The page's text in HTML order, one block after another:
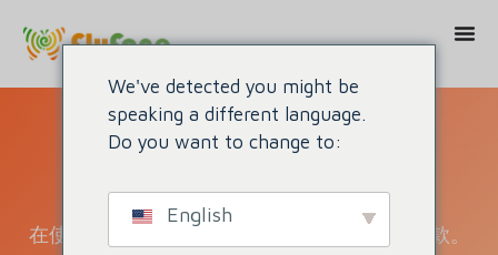
在使用 FlyFone 服务之前，请仔细阅读这些条款。
We've detected you might be
speaking a different language.
Do you want to change to:
English